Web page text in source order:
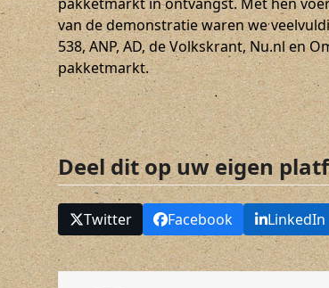
van de demonstratie waren we
538, ANP, AD, de Volkskrant, Nu.nl en
pakketmarkt.
Deel dit op uw eigen
Twitter Facebook LinkedIn